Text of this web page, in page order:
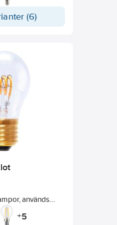
(6)
används
inom och
och
+5